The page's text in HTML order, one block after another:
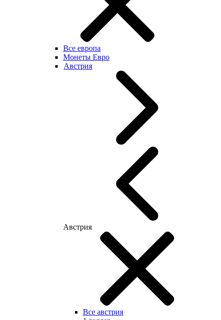
Все европа
Монеты Евро
Австрия
Австрия
Все австрия